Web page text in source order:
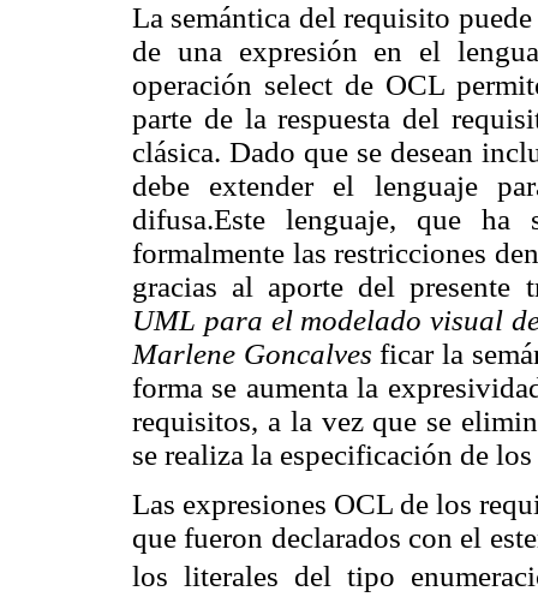
La semántica del requisito
de una expresión en el
operación select de OCL
parte de la respuesta del
clásica. Dado que se desean
debe extender el lenguaje
difusa.Este lenguaje, que ha
formalmente las restricciones
gracias al aporte del presente
UML para el modelado visual
Marlene Goncalvesficar la
forma se aumenta la
requisitos, a la vez que se
se realiza la especificación de
Las expresiones OCL de los
que fueron declarados con el
los literales del tipo